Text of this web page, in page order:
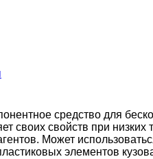
средство для
своих свойств при
Может
элементов